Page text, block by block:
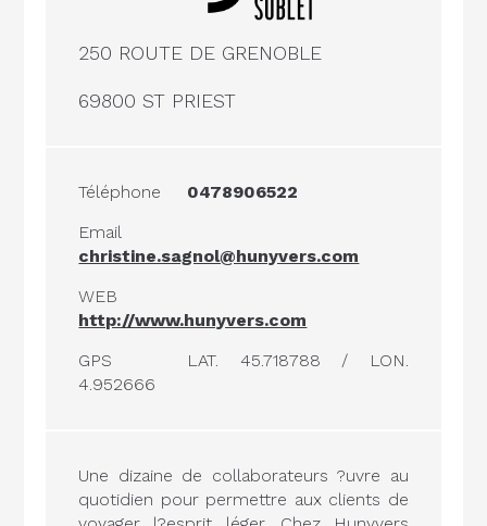
250 ROUTE DE GRENOBLE
69800 ST PRIEST
Téléphone
0478906522
Email
christine.sagnol@hunyvers.com
WEB
http://www.hunyvers.com
GPS
LAT. 45.718788 / LON.
4.952666
Une dizaine de collaborateurs ?uvre au
quotidien pour permettre aux clients de